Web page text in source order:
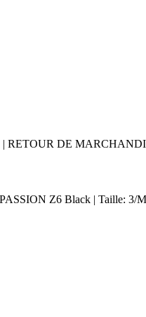
RETOUR DE
Z6 Black | Taille: 3/M